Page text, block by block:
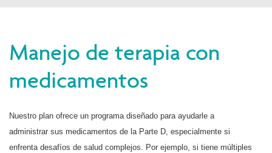
Manejo de terapia con
medicamentos
Nuestro plan ofrece un programa diseñado para ayudarle a
administrar sus medicamentos de la Parte D, especialmente si
enfrenta desafíos de salud complejos. Por ejemplo, si tiene múltiples